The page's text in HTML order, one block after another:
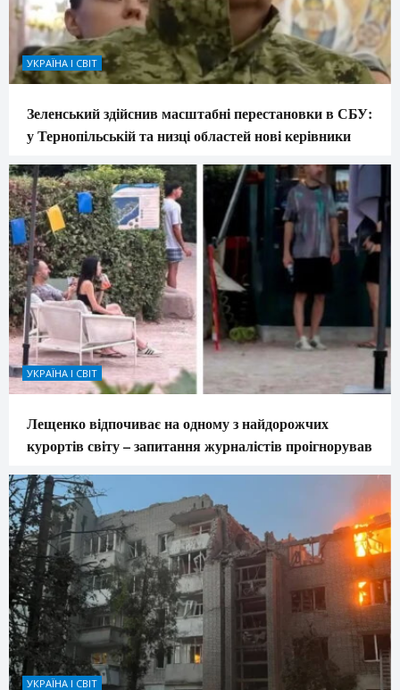
УКРАЇНА І СВІТ
Зеленський здійснив масштабні перестановки в СБУ:
у Тернопільській та низці областей нові керівники
УКРАЇНА І СВІТ
Лещенко відпочиває на одному з найдорожчих
курортів світу – запитання журналістів проігнорував
УКРАЇНА І СВІТ